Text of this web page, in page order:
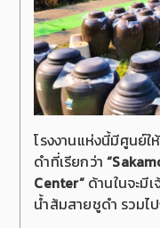
โรงงานแห่งนี้มีศูนย์
ดำที่เรียกว่า
Center”ด้านในจะมี
น้ำส้มสายชูดำ รวม